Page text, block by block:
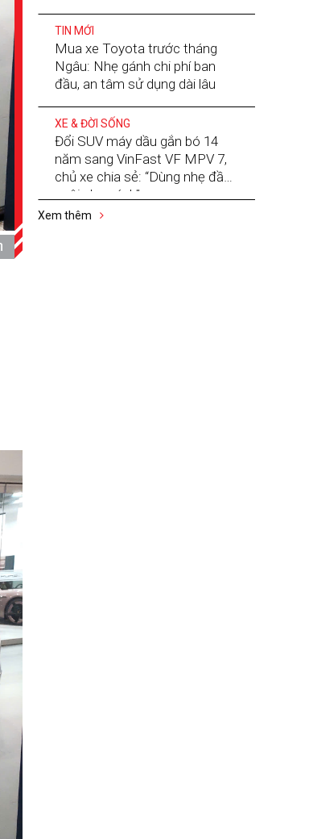
TIN MỚI
Mua xe Toyota trước tháng
Ngâu: Nhẹ gánh chi phí ban
đầu, an tâm sử dụng dài lâu
XE & ĐỜI SỐNG
Đổi SUV máy dầu gắn bó 14
năm sang VinFast VF MPV 7,
chủ xe chia sẻ: “Dùng nhẹ đầu,
nuôi nhẹ gánh”
Xem thêm